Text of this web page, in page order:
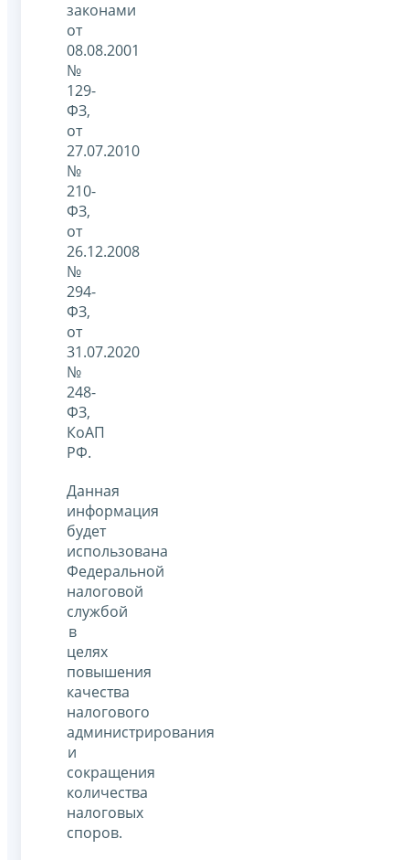
законами
от
08.08.2001
№
129-
ФЗ,
от
27.07.2010
№
210-
ФЗ,
от
26.12.2008
№
294-
ФЗ,
от
31.07.2020
№
248-
ФЗ,
КоАП
РФ.
Данная
информация
будет
использована
Федеральной
налоговой
службой
в
целях
повышения
качества
налогового
администрирования
и
сокращения
количества
налоговых
споров.